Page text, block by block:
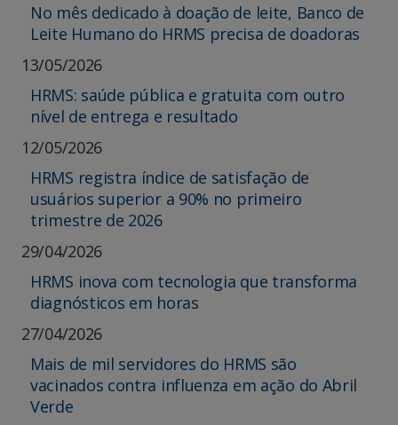
No mês dedicado à doação de leite, Banco de
Leite Humano do HRMS precisa de doadoras
13/05/2026
HRMS: saúde pública e gratuita com outro
nível de entrega e resultado
12/05/2026
HRMS registra índice de satisfação de
usuários superior a 90% no primeiro
trimestre de 2026
29/04/2026
HRMS inova com tecnologia que transforma
diagnósticos em horas
27/04/2026
Mais de mil servidores do HRMS são
vacinados contra influenza em ação do Abril
Verde